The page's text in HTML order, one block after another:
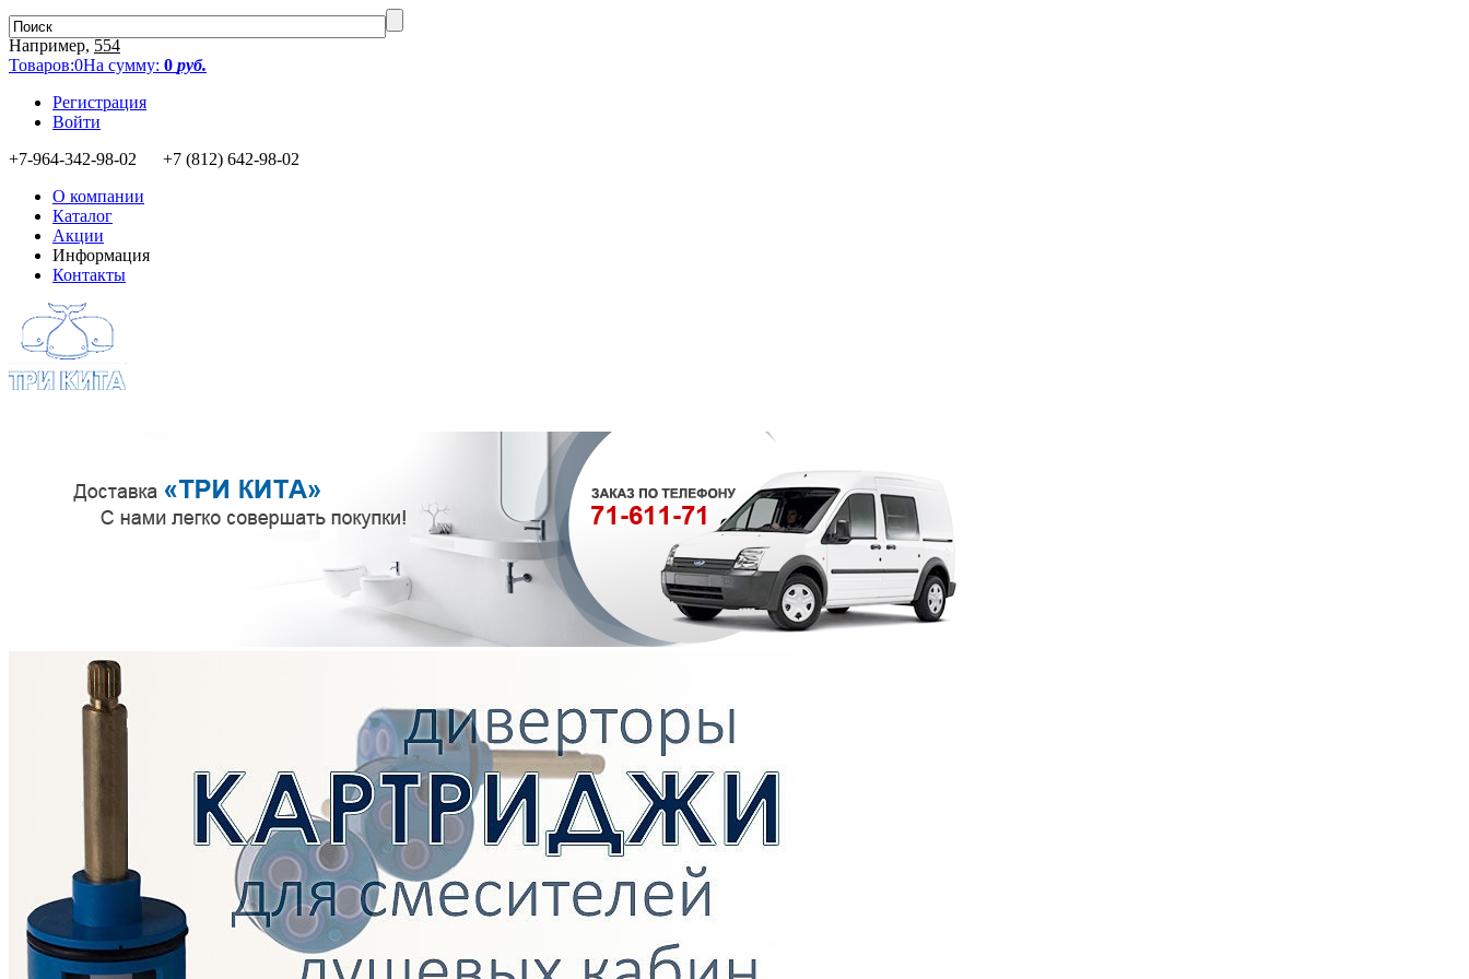
Например, 554
Товаров:0На сумму: 0 руб.
Регистрация
Войти
+7-964-342-98-02 +7 (812) 642-98-02
О компании
Каталог
Акции
Информация
Контакты